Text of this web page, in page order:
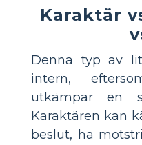
Karaktär
Denna typ av
intern,
utkämpar en
Karaktären kan
beslut, ha